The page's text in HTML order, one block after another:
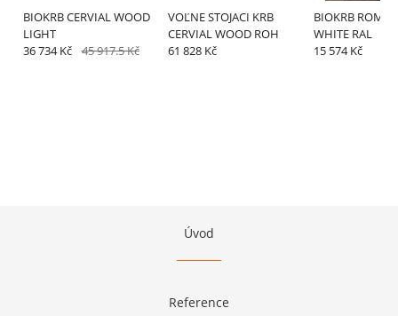
BIOKRB CERVIAL WOOD
LIGHT
36 734 Kč 45 917.5 Kč
VOĽNE STOJACI KRB
CERVIAL WOOD ROH
61 828 Kč
BIOKRB
WHITE RAL
15 574 Kč
Úvod
Reference